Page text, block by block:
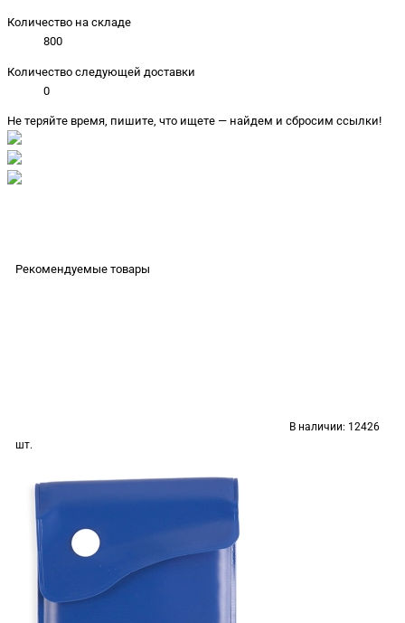
Количество на складе
800
Количество следующей доставки
0
Не теряйте время, пишите, что ищете — найдем и сбросим ссылки!
Рекомендуемые товары
В наличии: 12426
шт.